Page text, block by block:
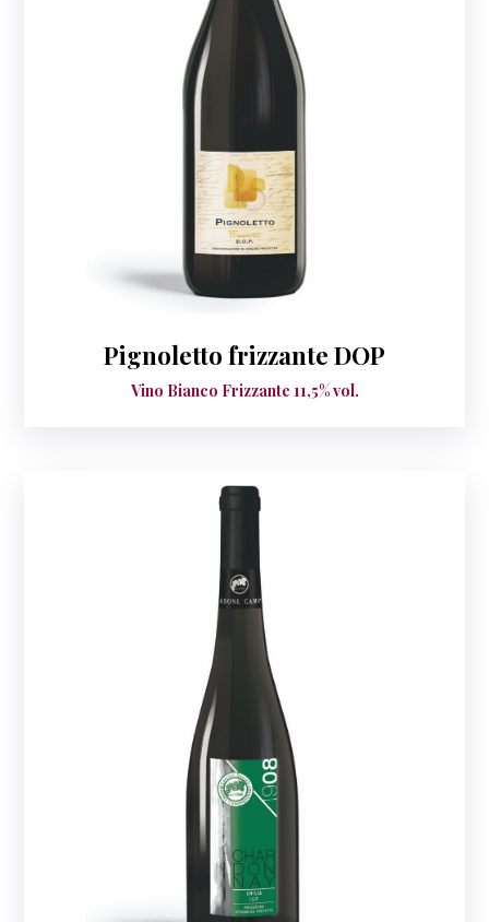
Pignoletto frizzante DOP
Vino Bianco Frizzante 11,5% vol.